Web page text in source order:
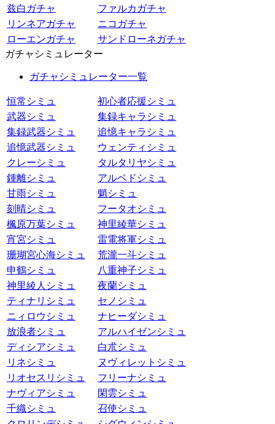
兹白ガチャ
ファルカガチャ
リンネアガチャ
ニコガチャ
ローエンガチャ
サンドローネガチャ
ガチャシミュレーター
ガチャシミュレーター一覧
恒常シミュ
初心者応援シミュ
武器シミュ
集録キャラシミュ
集録武器シミュ
追憶キャラシミュ
追憶武器シミュ
ウェンティシミュ
クレーシミュ
タルタリヤシミュ
鍾離シミュ
アルベドシミュ
甘雨シミュ
魈シミュ
刻晴シミュ
フータオシミュ
楓原万葉シミュ
神里綾華シミュ
宵宮シミュ
雷電将軍シミュ
珊瑚宮心海シミュ
荒瀧一斗シミュ
申鶴シミュ
八重神子シミュ
神里綾人シミュ
夜蘭シミュ
ティナリシミュ
セノシミュ
ニィロウシミュ
ナヒーダシミュ
放浪者シミュ
アルハイゼンシミュ
ディシアシミュ
白朮シミュ
リネシミュ
ヌヴィレットシミュ
リオセスリシミュ
フリーナシミュ
ナヴィアシミュ
閑雲シミュ
千織シミュ
召使シミュ